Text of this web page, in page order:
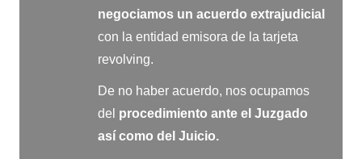
negociamos un acuerdo extrajudicial
con la entidad emisora de la tarjeta
revolving.
De no haber acuerdo, nos ocupamos
del procedimiento ante el Juzgado
así como del Juicio.